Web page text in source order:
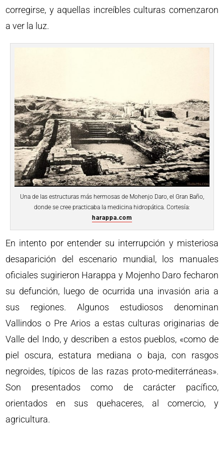
corregirse, y aquellas increíbles culturas comenzaron
a ver la luz.
Una de las estructuras más hermosas de Mohenjo Daro, el Gran Baño,
donde se cree practicaba la medicina hidropática. Cortesía:
harappa.com
En intento por entender su interrupción y misteriosa
desaparición del escenario mundial, los manuales
oficiales sugirieron Harappa y Mojenho Daro fecharon
su defunción, luego de ocurrida una invasión aria a
sus regiones. Algunos estudiosos denominan
Vallindos o Pre Arios a estas culturas originarias de
Valle del Indo, y describen a estos pueblos, «como de
piel oscura, estatura mediana o baja, con rasgos
negroides, típicos de las razas proto-mediterráneas».
Son presentados como de carácter pacífico,
orientados en sus quehaceres, al comercio, y
agricultura.